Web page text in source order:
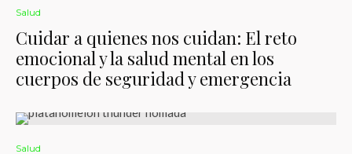
Salud
Cuidar a quienes nos cuidan: El reto
emocional y la salud mental en los
cuerpos de seguridad y emergencia
Salud